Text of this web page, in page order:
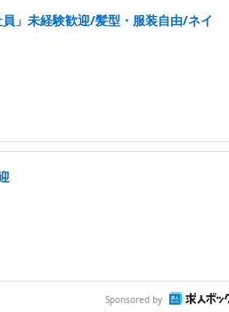
」未経験歓迎/髪型・服装自由/ネイ
Sponsored by